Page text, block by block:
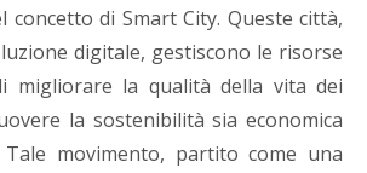
concetto di Smart City. Queste città,
digitale, gestiscono le risorse
migliorare la qualità della vita dei
la sostenibilità sia economica
Tale movimento, partito come una